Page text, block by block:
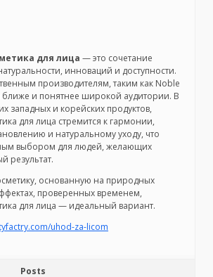
для лица — это сочетание
инноваций и доступности.
производителям, таким как Noble
ближе и понятнее широкой аудитории. В
западных и корейских продуктов,
для лица стремится к гармонии,
и натуральному уходу, что
выбором для людей, желающих
результат.
основанную на природных
проверенных временем,
для лица — идеальный вариант.
uhod-za-licom
Posts